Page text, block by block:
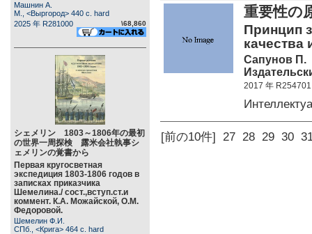
Машнин А.
М., <Выргород> 440 c. hard
2025 年 R281000
\68,860
シェメリン 1803～1806年の最初
の世界一周探検 露米会社執事シ
ェメリンの覚書から
Первая кругосветная
экспедиция 1803-1806 годов в
записках приказчика
Шемелина./ сост.,вступ.ст.и
коммент. К.А. Можайской, О.М.
Федоровой.
Шемелин Ф.И.
СПб., <Крига> 464 c. hard
重要性
Принцип
качества
Сапунов П.
2017 年 R254701
[前の10件] 27 28 29 30